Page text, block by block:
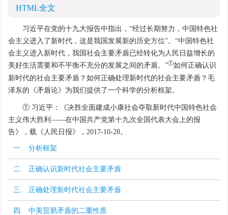
HTML全文
习近平在党的十九大报告中指出，“经过长期努力，中国特色社
会主义进入了新时代，这是我国发展新的历史方位”。“中国特色社
会主义进入新时代，我国社会主要矛盾已经转化为人民日益增长的
美好生活需要和不平衡不充分的发展之间的矛盾。”①如何正确认识
新时代的社会主要矛盾？如何正确处理新时代的社会主要矛盾？毛
泽东的《矛盾论》为我们提供了一个科学的分析框架。
① 习近平：《决胜全面建成小康社会夺取新时代中国特色社会
主义伟大胜利——在中国共产党第十九次全国代表大会上的报
告》，载《人民日报》，2017-10-28。
一. 分析框架
二. 正确认识新时代社会主要矛盾
三. 正确处理新时代社会主要矛盾
四. 中美贸易矛盾的二重性质